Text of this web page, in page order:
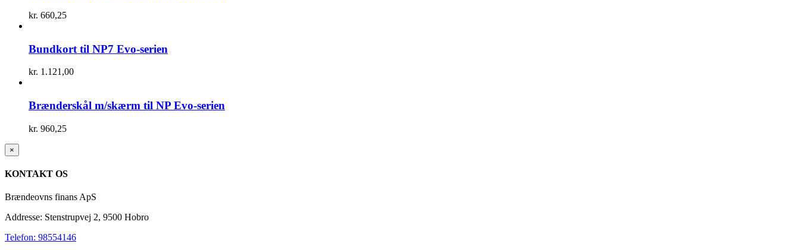
kr. 660,25
Bundkort til NP7 Evo-serien
kr. 1.121,00
Brænderskål m/skærm til NP Evo-serien
kr. 960,25
Close
product
view
×
KONTAKT OS
Brændeovns finans ApS
Addresse: Stenstrupvej 2, 9500 Hobro
Telefon: 98554146